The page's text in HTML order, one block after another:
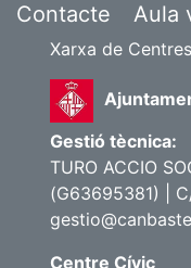
Contacte Aula
Xarxa de
Gestió tècnica:
TURO ACCIO
(G63695381) |
Centre Cívic